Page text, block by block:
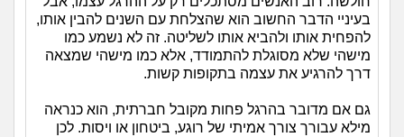
בעיניי הדבר החשוב הוא שהצלחת עם השנים להבין אותו,
להפחית אותו ולהביא אותו לשליטה. זה לא נשמע כמו
מישהי שלא מסוגלת להתמודד, אלא כמו מישהי שמצאה
דרך להרגיע את עצמה בתקופות קשות.
גם אם מדובר בהרגל פחות מקובל חברתית, הוא כנראה
מילא עבורך צורך אמיתי של רוגע, ביטחון או ויסות. לכן